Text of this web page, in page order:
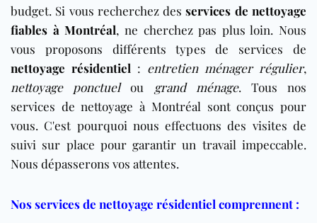
budget. Si vous recherchez des services de nettoyage
fiables à Montréal, ne cherchez pas plus loin. Nous
vous proposons différents types de services de
nettoyage résidentiel : entretien ménager régulier,
nettoyage ponctuelou grand ménage. Tous nos
services de nettoyage à Montréal sont conçus pour
vous. C'est pourquoi nous effectuons des visites de
suivi sur place pour garantir un travail impeccable.
Nous dépasserons vos attentes.
Nos services de nettoyage résidentiel comprennent :